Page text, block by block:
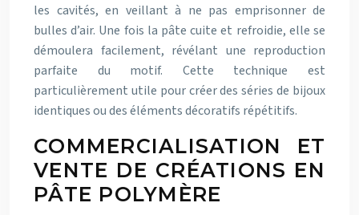
les cavités, en veillant à ne pas emprisonner de
bulles d’air. Une fois la pâte cuite et refroidie, elle se
démoulera facilement, révélant une reproduction
parfaite du motif. Cette technique est
particulièrement utile pour créer des séries de bijoux
identiques ou des éléments décoratifs répétitifs.
COMMERCIALISATION ET
VENTE DE CRÉATIONS EN
PÂTE POLYMÈRE